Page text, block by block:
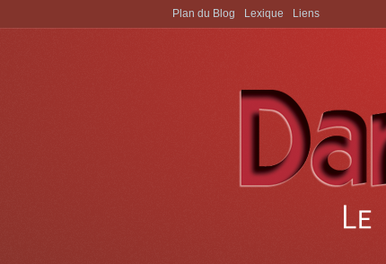
Plan du Blog Lexique Liens